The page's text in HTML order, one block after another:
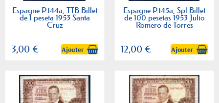
Espagne P.144a, TTB Billet
de 1 peseta 1953 Santa
Cruz
3,00 € Ajouter
Espagne P.145a, Spl Billet
de 100 pesetas 1953 Julio
Romero de Torres
12,00 € Ajouter